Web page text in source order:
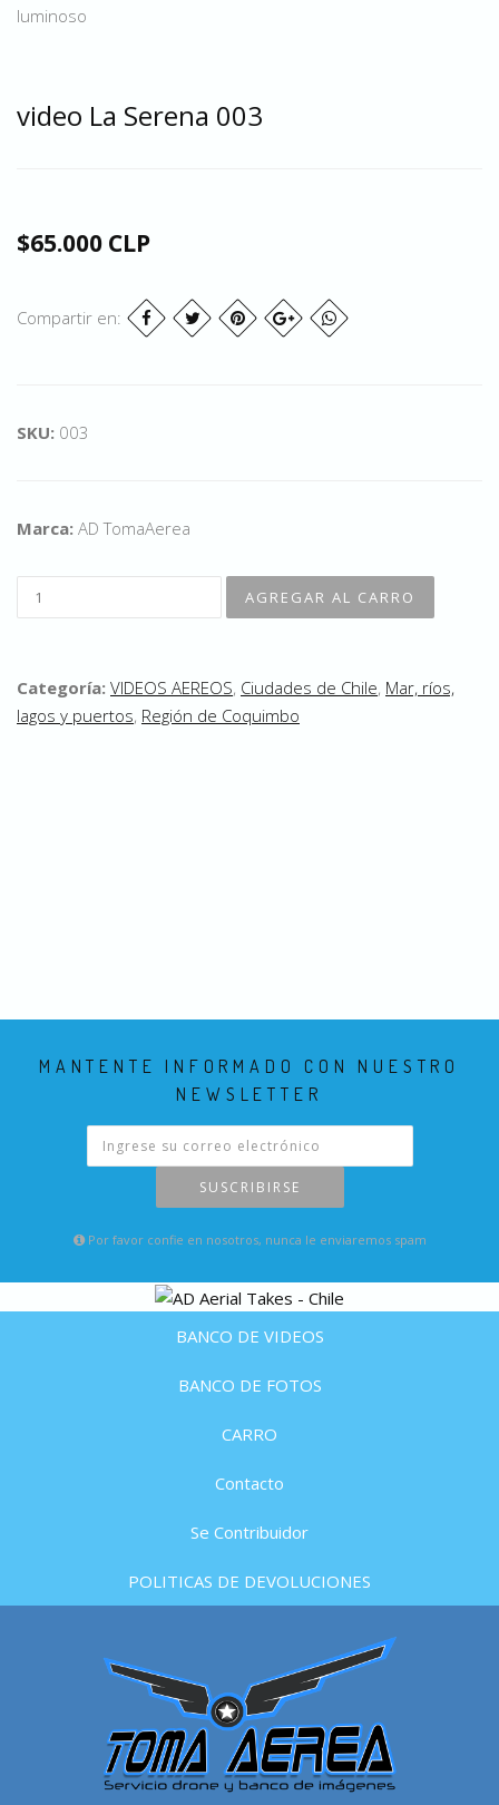
luminoso
video La Serena 003
$65.000 CLP
Compartir en:
SKU: 003
Marca: AD TomaAerea
Categoría: VIDEOS AEREOS, Ciudades de Chile, Mar, ríos,
lagos y puertos, Región de Coquimbo
MANTENTE INFORMADO CON NUESTRO
NEWSLETTER
SUSCRIBIRSE
Por favor confie en nosotros, nunca le enviaremos spam
BANCO DE VIDEOS
BANCO DE FOTOS
CARRO
Contacto
Se Contribuidor
POLITICAS DE DEVOLUCIONES